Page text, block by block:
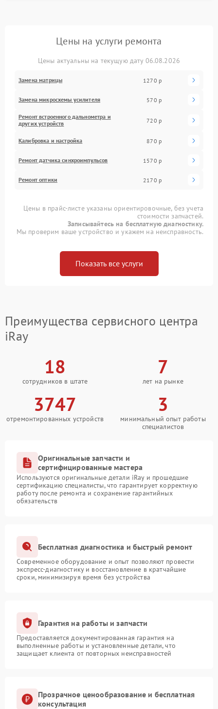
Цены на услуги ремонта
Цены актуальны на текущую дату 06.08.2026
Замена матрицы 1270 р
Замена микросхемы усилителя 570 р
Ремонт встроенного дальнометра и
других устройств
720 р
Калибровка и настройка 870 р
Ремонт датчика синхроимпульсов 1570 р
Ремонт оптики 2170 р
Цены в прайс-листе указаны ориентировочные, без учета
стоимости запчастей.
Записывайтесь на бесплатную диагностику.
Мы проверим ваше устройство и укажем на неисправность.
Показать все услуги
Преимущества сервисного центра
iRay
18
сотрудников в штате
7
лет на рынке
3747
отремонтированных устройств
3
минимальный опыт работы
специалистов
Оригинальные запчасти и
сертифицированные мастера
Используются оригинальные детали iRay и прошедшие
сертификацию специалисты, что гарантирует корректную
работу после ремонта и сохранение гарантийных
обязательств
Бесплатная диагностика и быстрый ремонт
Современное оборудование и опыт позволяют провести
экспресс-диагностику и восстановление в кратчайшие
сроки, минимизируя время без устройства
Гарантия на работы и запчасти
Предоставляется документированная гарантия на
выполненные работы и установленные детали, что
защищает клиента от повторных неисправностей
Прозрачное ценообразование и бесплатная
консультация